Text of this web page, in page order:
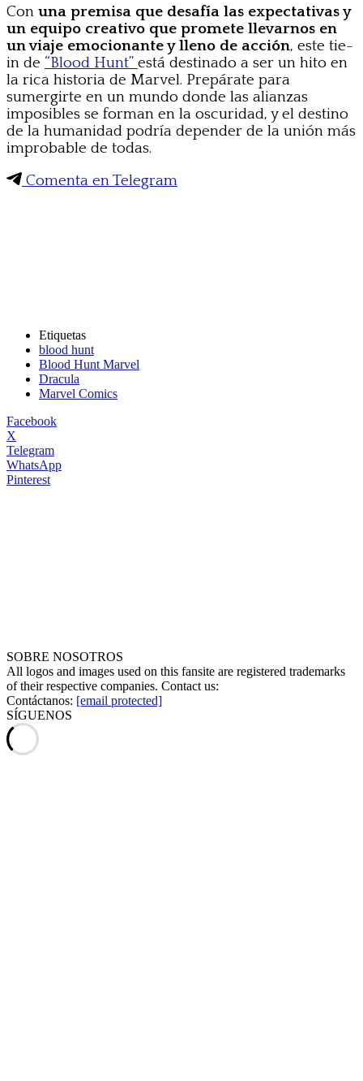
Con una premisa que desafía las expectativas y
un equipo creativo que promete llevarnos en
un viaje emocionante y lleno de acción, este tie-
in de “Blood Hunt” está destinado a ser un hito en
la rica historia de Marvel. Prepárate para
sumergirte en un mundo donde las alianzas
imposibles se forman en la oscuridad, y el destino
de la humanidad podría depender de la unión más
improbable de todas.
Comenta en Telegram
Etiquetas
blood hunt
Blood Hunt Marvel
Dracula
Marvel Comics
Facebook
X
Telegram
WhatsApp
Pinterest
SOBRE NOSOTROS
All logos and images used on this fansite are registered trademarks
of their respective companies. Contact us:
Contáctanos: [email protected]
SÍGUENOS